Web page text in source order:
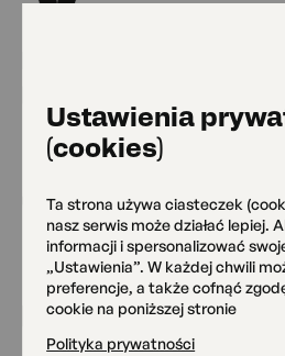
Ustawienia
(cookies)
Ta strona używa ciasteczek
nasz serwis może działać lepiej.
informacji i spersonalizować
„Ustawienia”. W każdej chwili
preferencje, a także cofnąć
cookie na poniższej stronie
Polityka prywatności
Grójecka 79
Grójecka 109
Pracownia
AngobA